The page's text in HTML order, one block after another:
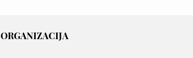
ORGANIZACIJA